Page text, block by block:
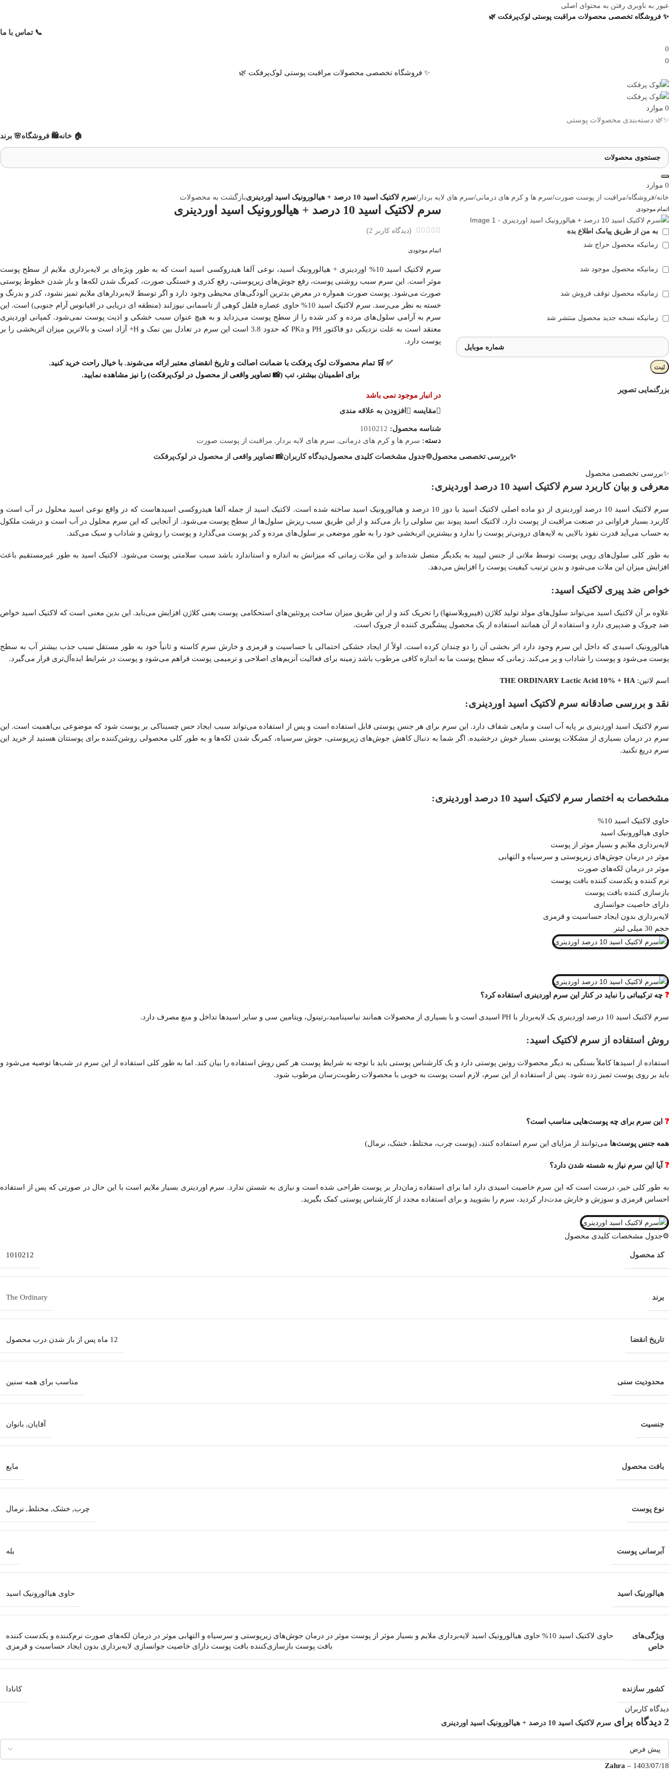
عبور به ناوبری رفتن به محتوای اصلی
✨ فروشگاه تخصصی محصولات مراقبت پوستی لوک‌پرفکت 🌿
📞 تماس با ما
0
0
✨ فروشگاه تخصصی محصولات مراقبت پوستی لوک‌پرفکت 🌿
0 موارد
✨🌿 دسته‌بندی محصولات پوستی
🏠 خانه🛍️ فروشگاه🌸 برند
0 موارد
خانه/فروشگاه/مراقبت از پوست صورت/سرم ها و کرم های درمانی/سرم های لایه بردار /سرم لاکتیک اسید 10 درصد + هیالورونیک اسید اوردینری بازگشت به محصولات
اتمام موجودی
به من از طریق پیامک اطلاع بده
زمانیکه محصول حراج شد
زمانیکه محصول موجود شد
زمانیکه محصول توقف فروش شد
زمانیکه نسخه جدید محصول منتشر شد
ثبت
بزرگنمایی تصویر
سرم لاکتیک اسید 10 درصد + هیالورونیک اسید اوردینری
(دیدگاه کاربر 2
)
اتمام موجودی
سرم لاکتیک اسید 10% اوردینری + هیالورونیک اسید، نوعی آلفا هیدروکسی اسید است که به طور ویژه‌ای بر لایه‌برداری ملایم از سطح پوست
موثر است. این سرم سبب روشنی پوست، رفع جوش‌های زیرپوستی، رفع کدری و خستگی صورت، کمرنگ شدن لکه‌‌ها و باز شدن خطوط پوستی
صورت می‌‌شود. پوست صورت همواره در معرض بدترین آلودگی‌های محیطی وجود دارد و اگر توسط لایه‌بردار‌های ملایم تمیز نشود، کدر و بدرنگ و
خسته به نظر می‌‌رسد. سرم لاکتیک اسید 10% حاوی عصاره فلفل کوهی از تاسمانی نیوزلند (منطقه ای دریایی در اقیانوس آرام جنوبی) است. این
سرم به آرامی سلول‌های مرده و کدر شده را از سطح پوست می‌‌زداید و به هیچ عنوان سبب خشکی و اذیت پوست نمی‌شود. کمپانی اوردینری
معتقد است به علت نزدیکی دو فاکتور PH و PKa که حدود 3.8 است این سرم در تعادل بین نمک و H+ آزاد است و بالاترین میزان اثربخشی را بر
پوست دارد.
✅
🛒 تماممحصولات لوک پرفکت باضمانت اصالت وتاریخ انقضای معتبر ارائه می‌شوند. باخیال راحت خرید کنید.
برای اطمینان بیشتر، تب (📸تصاویر واقعی از محصول در لوک‌پرفکت) را نیز مشاهده نمایید.
در انبار موجود نمی باشد
مقایسه
افزودن به علاقه مندی
شناسه محصول: 1010212
دسته: سرم ها و کرم های درمانی, سرم های لایه بردار , مراقبت از پوست صورت
✨بررسی تخصصی محصول⚙️جدول مشخصات کلیدی محصولدیدگاه کاربران📸 تصاویر واقعی از محصول در لوک‌پرفکت
✨بررسی تخصصی محصول
معرفی و بیان کاربرد سرم لاکتیک اسید 10 درصد اوردینری:
سرم لاکتیک اسید 10 درصد اوردینری از دو ماده اصلی لاکتیک اسید با دوز 10 درصد و هیالورونیک اسید ساخته شده است. لاکتیک اسید از جمله آلفا هیدروکسی اسیدهاست که در واقع نوعی اسید محلول در آب است و
کاربرد بسیار فراوانی در صنعت مراقبت از پوست دارد. لاکتیک اسید پیوند بین سلولی را باز می‌‌کند و از این طریق سبب ریزش سلول‌‌ها از سطح پوست می‌‌شود. از آنجایی که این سرم محلول در آب است و درشت ملکول
به حساب می‌‌آید قدرت نفوذ بالایی به لایه‌های درونی‌تر پوست را ندارد و بیشترین اثربخشی خود را به طور موضعی بر سلول‌های مرده و کدر پوست می‌‌گذارد و پوست را روشن و شاداب و سبک می‌‌کند.
به طور کلی سلول‌های رویی پوست توسط ملاتی از جنس لیپید به یکدیگر متصل شده‌اند و این ملات زمانی که میزانش به اندازه و استاندارد باشد سبب سلامتی پوست می‌‌شود. لاکتیک اسید به طور غیرمستقیم باعث
افزایش میزان این ملات می‌‌شود و بدین ترتیب کیفیت پوست را افزایش می‌‌دهد.
خواص ضد پیری لاکتیک اسید:
علاوه بر آن لاکتیک اسید می‌تواند سلول‌های مولد تولید کلاژن (فیبروبلاستها) را تحریک کند و از این طریق میزان ساخت پروتئین‌های استحکامی پوست یعنی کلاژن افزایش می‌‌باید. این بدین معنی است که لاکتیک اسید خواص
ضد چروک و ضدپیری دارد و استفاده از آن همانند استفاده از یک محصول پیشگیری کننده از چروک است.
هیالورونیک اسیدی که داخل این سرم وجود دارد اثر بخشی آن را دو چندان کرده است. اولاً از ایجاد خشکی احتمالی یا حساسیت و قرمزی و خارش سرم کاسته و ثانیاً خود به طور مستقل سبب جذب بیشتر آب به سطح
پوست می‌‌شود و پوست را شاداب و پر می‌‌کند. زمانی که سطح پوست ما به اندازه کافی مرطوب باشد زمینه برای فعالیت آنزیم‌های اصلاحی و ترمیمی پوست فراهم می‌‌شود و پوست در شرایط ایده‌آل‌تری قرار می‌‌گیرد.
اسم لاتین: THE ORDINARY Lactic Acid 10% + HA
نقد و بررسی صادقانه سرم لاکتیک اسید اوردینری:
سرم لاکتیک اسید اوردینری بر پایه آب است و مایعی شفاف دارد. این سرم برای هر جنس پوستی قابل استفاده است و پس از استفاده می‌‌تواند سبب ایجاد حس چسبناکی بر پوست شود که موضوعی بی‌اهمیت است. این
سرم در درمان بسیاری از مشکلات پوستی بسیار خوش درخشیده. اگر شما به دنبال کاهش جوش‌های زیرپوستی، جوش سرسیاه، کمرنگ شدن لکه‌‌ها و به طور کلی محصولی روشن‌کننده برای پوستتان هستید از خرید این
سرم دریغ نکنید.
مشخصات به اختصار سرم لاکتیک اسید 10 درصد اوردینری:
حاوی لاکتیک اسید 10%
حاوی هیالورونیک اسید
لایه‌برداری ملایم و بسیار موثر از پوست
موثر در درمان جوش‌های زیرپوستی و سرسیاه و التهابی
موثر در درمان لکه‌های صورت
نرم کننده و یکدست کننده بافت پوست
بازسازی کننده بافت پوست
دارای خاصیت جوانسازی
لایه‌برداری بدون ایجاد حساسیت و قرمزی
حجم 30 میلی لیتر
❓ چه ترکیباتی را نباید در کنار این سرم اوردینری استفاده کرد؟
سرم لاکتیک اسید 10 درصد اوردینری یک لایه‌بردار با PH اسیدی است و با بسیاری از محصولات همانند نیاسینامید،رتینول، ویتامین سی و سایر اسید‌ها تداخل و منع مصرف دارد.
روش استفاده از سرم لاکتیک اسید:
استفاده از اسید‌ها کاملاً بستگی به دیگر محصولات روتین پوستی دارد و یک کارشناس پوستی باید با توجه به شرایط پوست هر کس روش استفاده را بیان کند. اما به طور کلی استفاده از این سرم در شب‌ها توصیه می‌‌شود و
باید بر روی پوست تمیز زده شود. پس از استفاده از این سرم، لازم است پوست به خوبی با محصولات رطوبت‌رسان مرطوب شود.
❓ این سرم برای چه پوست‌هایی مناسب است؟
همه جنس پوست‌ها می‌‌توانند از مزایای این سرم استفاده کنند، (پوست چرب، مختلط، خشک، نرمال)
❓ آیا این سرم نیاز به شسته شدن دارد؟
به طور کلی خیر، درست است که این سرم خاصیت اسیدی دارد اما برای استفاده زمان‌دار بر پوست طراحی شده است و نیازی به شستن ندارد. سرم اوردینری بسیار ملایم است با این حال در صورتی که پس از استفاده
احساس قرمزی و سوزش و خارش مدت‌دار کردید، سرم را بشویید و برای استفاده مجدد از کارشناس پوستی کمک بگیرید.
⚙️جدول مشخصات کلیدی محصول
کد محصول 1010212
برند The Ordinary
تاریخ انقضا 12 ماه پس از باز شدن درب محصول
محدودیت سنی مناسب برای همه سنین
جنسیت آقایان, بانوان
بافت محصول مایع
نوع پوست چرب, خشک, مختلط, نرمال
آبرسانی پوست بله
هیالورنیک اسید حاوی هیالورونیک اسید
ویژگی‌های
خاص
حاوی لاکتیک اسید 10% حاوی هیالورونیک اسید لایه‌برداری ملایم و بسیار موثر از پوست موثر در درمان جوش‌های زیرپوستی و سرسیاه و التهابی موثر در درمان لکه‌های صورت نرم‌کننده و یکدست کننده
بافت پوست بازسازی‌کننده بافت پوست دارای خاصیت جوانسازی لایه‌برداری بدون ایجاد حساسیت و قرمزی
کشور سازنده کانادا
دیدگاه کاربران
2 دیدگاه برای سرم لاکتیک اسید 10 درصد + هیالورونیک اسید اوردینری
Zahra – 1403/07/18